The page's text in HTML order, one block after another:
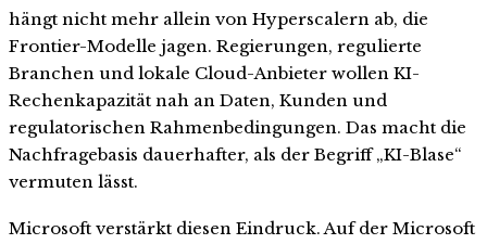
hängt nicht mehr allein von Hyperscalern ab, die
Frontier-Modelle jagen. Regierungen, regulierte
Branchen und lokale Cloud-Anbieter wollen KI-
Rechenkapazität nah an Daten, Kunden und
regulatorischen Rahmenbedingungen. Das macht die
Nachfragebasis dauerhafter, als der Begriff „KI-Blase“
vermuten lässt.
Microsoft verstärkt diesen Eindruck. Auf der Microsoft